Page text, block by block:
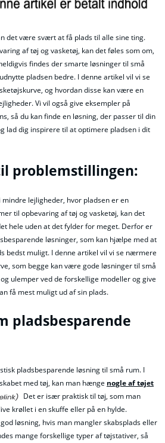
det være svært at få plads til alle sine ting.
af tøj og vasketøj, kan det føles som om,
findes der smarte løsninger til små
pladsen bedre. I denne artikel vil vi se
og hvordan disse kan være en
Vi vil også give eksempler på
så du kan finde en løsning, der passer til din
lad dig inspirere til at optimere pladsen i dit
problemstillingen:
lejligheder, hvor pladsen er en
til opbevaring af tøj og vasketøj, kan det
hele uden at det fylder for meget. Derfor er
løsninger, som kan hjælpe med at
bedst muligt. I denne artikel vil vi se nærmere
som begge kan være gode løsninger til små
ulemper ved de forskellige modeller og give
få mest muligt ud af sin plads.
pladsbesparende
pladsbesparende løsning til små rum. I
med tøj, kan man hænge nogle af tøjet
Det er især praktisk til tøj, som man
krøllet i en skuffe eller på en hylde.
løsning, hvis man mangler skabsplads eller
mange forskellige typer af tøjstativer, så